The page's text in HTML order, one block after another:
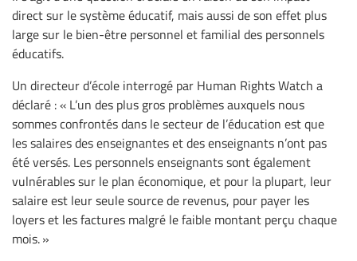
direct sur le système éducatif, mais aussi de son effet plus
large sur le bien-être personnel et familial des personnels
éducatifs.
Un directeur d’école interrogé par Human Rights Watch a
déclaré : « L’un des plus gros problèmes auxquels nous
sommes confrontés dans le secteur de l’éducation est que
les salaires des enseignantes et des enseignants n’ont pas
été versés. Les personnels enseignants sont également
vulnérables sur le plan économique, et pour la plupart, leur
salaire est leur seule source de revenus, pour payer les
loyers et les factures malgré le faible montant perçu chaque
mois. »